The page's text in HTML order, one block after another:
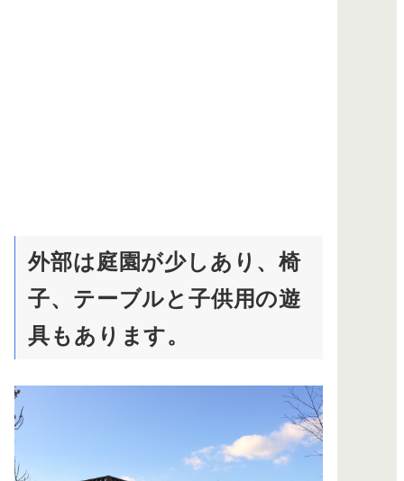
外部は庭園が少しあり、椅
子、テーブルと子供用の遊
具もあります。